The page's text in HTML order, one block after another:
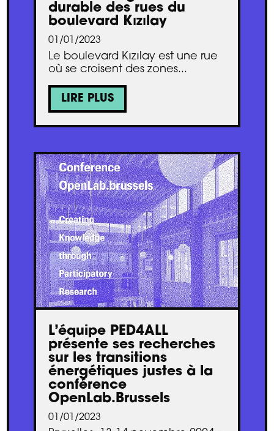
durable des rues du
boulevard Kızılay
01/01/2023
Le boulevard Kızılay est une rue
où se croisent des zones...
LIRE PLUS
L’équipe PED4ALL
présente ses recherches
sur les transitions
énergétiques justes à la
conférence
OpenLab.Brussels
01/01/2023